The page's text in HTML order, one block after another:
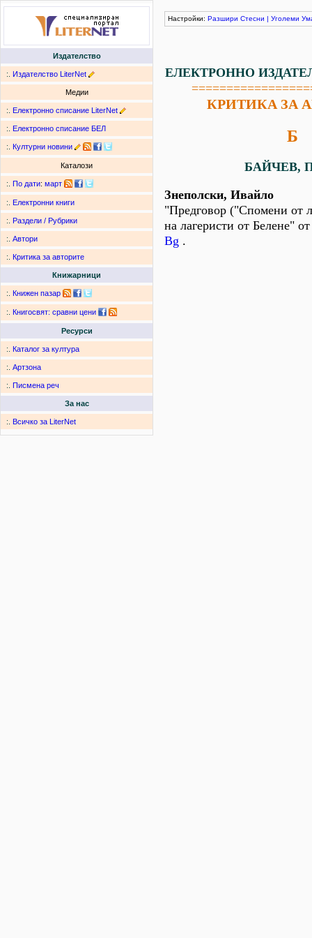
Издателство
:. Издателство LiterNet
Медии
:. Електронно списание LiterNet
:. Електронно списание БЕЛ
:. Културни новини
Каталози
:. По дати: март
:. Електронни книги
:. Раздели / Рубрики
:. Автори
:. Критика за авторите
Книжарници
:. Книжен пазар
:. Книгосвят: сравни цени
Ресурси
:. Каталог за култура
:. Артзона
:. Писмена реч
За нас
:. Всичко за LiterNet
Настройки: Разшири Стесни | Уголеми
ЕЛЕКТРОННО
КРИТИКА ЗА
Б
БАЙЧЕВ,
Знеполски, Ивайло
"Предговор ("Спомени от
на лагеристи от Белене"
Bg .